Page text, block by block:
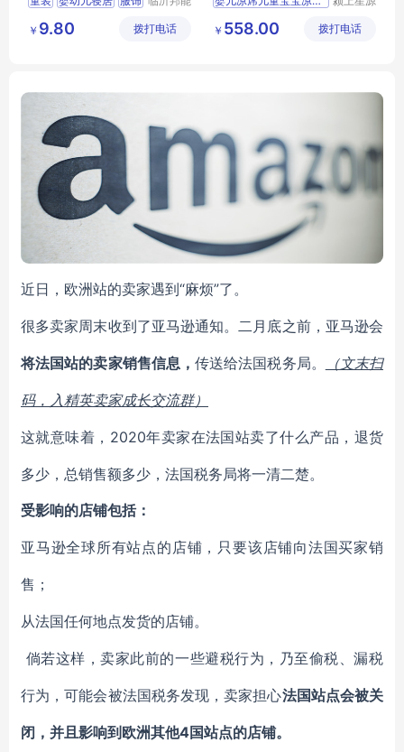
有限公司
￥ 9.80 拨打电话
有限公司
￥ 558.00 拨打电话
近日，欧洲站的卖家遇到 “麻烦”了。
很多卖家周末收到了亚马逊通知。二月底之前，亚马逊会
将法国站的卖家销售信息， 传送给法国税务局。 （文末扫
码，入精英卖家成长交流群）
这就意味着， 2020年卖家在法国站卖了什么产品，退货
多少，总销售额多少，法国税务局将一清二楚。
受影响的店铺包括：
亚马逊全球所有站点的店铺，只要该店铺向法国买家销
售；
从法国任何地点发货的店铺。
倘若这样，卖家此前的一些避税行为，乃至偷税、漏税
行为，可能会被法国税务发现，卖家担心法国站点会被关
闭，并且影响到欧洲其他4国站点的店铺。